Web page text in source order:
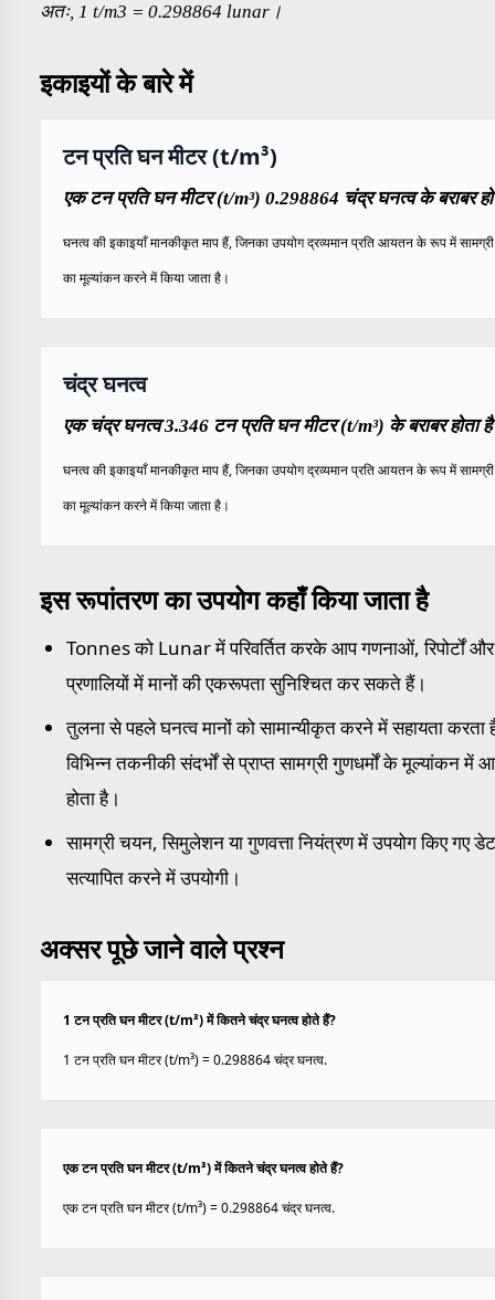
अतः, 1 t/m3 = 0.298864 lunar।
इकाइयों के बारे में
टन प्रति घन मीटर (t/m³)
एक टन प्रति घन मीटर (t/m³) 0.298864 चंद्र घनत्व के बराबर
घनत्व की इकाइयाँ मानकीकृत माप हैं, जिनका उपयोग द्रव्यमान प्रति आयतन के रूप में
का मूल्यांकन करने में किया जाता है।
चंद्र घनत्व
एक चंद्र घनत्व 3.346 टन प्रति घन मीटर (t/m³) के बराबर होता
घनत्व की इकाइयाँ मानकीकृत माप हैं, जिनका उपयोग द्रव्यमान प्रति आयतन के रूप में
का मूल्यांकन करने में किया जाता है।
इस रूपांतरण का उपयोग कहाँ किया जाता है
Tonnes को Lunar में परिवर्तित करके आप गणनाओं, रिपोर्टों
प्रणालियों में मानों की एकरूपता सुनिश्चित कर सकते हैं।
तुलना से पहले घनत्व मानों को सामान्यीकृत करने में सहायता करता
विभिन्न तकनीकी संदर्भों से प्राप्त सामग्री गुणधर्मों के मूल्यांकन में
होता है।
सामग्री चयन, सिमुलेशन या गुणवत्ता नियंत्रण में उपयोग किए गए
सत्यापित करने में उपयोगी।
अक्सर पूछे जाने वाले प्रश्न
1 टन प्रति घन मीटर (t/m³) में कितने चंद्र घनत्व होते हैं?
1 टन प्रति घन मीटर (t/m³) = 0.298864 चंद्र घनत्व.
एक टन प्रति घन मीटर (t/m³) में कितने चंद्र घनत्व होते हैं?
एक टन प्रति घन मीटर (t/m³) = 0.298864 चंद्र घनत्व.